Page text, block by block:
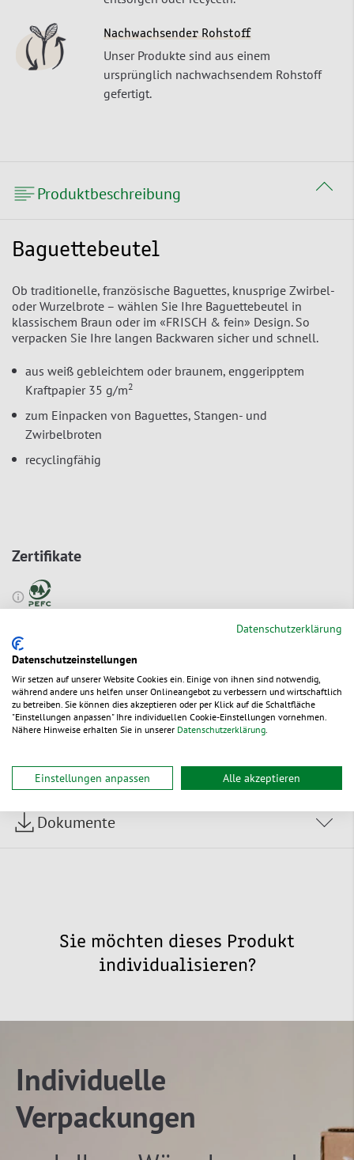
Nachwachsender Rohstoff
Unser Produkte sind aus einem
ursprünglich nachwachsendem Rohstoff
gefertigt.
Produktbeschreibung
Baguettebeutel
Ob traditionelle, französische Baguettes, knusprige Zwirbel-
oder Wurzelbrote – wählen Sie Ihre Baguettebeutel in
klassischem Braun oder im «FRISCH & fein» Design. So
verpacken Sie Ihre langen Backwaren sicher und schnell.
aus weiß gebleichtem oder braunem, enggeripptem
Kraftpapier 35 g/m2
zum Einpacken von Baguettes, Stangen- und
Zwirbelbroten
recyclingfähig
Zertifikate
Ökologische Vorteile
Service & Tipps
Dokumente
Sie möchten dieses Produkt
individualisieren?
Individuelle
Verpackungen
Datenschutzerklärung
Datenschutzeinstellungen
Wir setzen auf unserer Website Cookies ein. Einige von ihnen sind notwendig,
während andere uns helfen unser Onlineangebot zu verbessern und wirtschaftlich
zu betreiben. Sie können dies akzeptieren oder per Klick auf die Schaltfläche
"Einstellungen anpassen" Ihre individuellen Cookie-Einstellungen vornehmen.
Nähere Hinweise erhalten Sie in unserer Datenschutzerklärung.
Einstellungen anpassen Alle akzeptieren